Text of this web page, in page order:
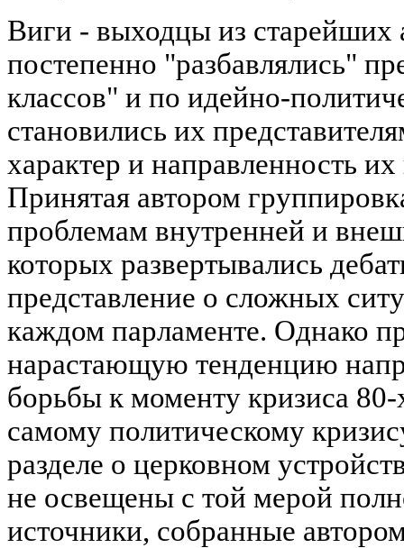
Виги - выходцы из старейших
постепенно "разбавлялись"
классов" и по идейно-
становились их
характер и направленность
Принятая автором
проблемам внутренней и
которых развертывались
представление о сложных
каждом парламенте. Однако
нарастающую тенденцию
борьбы к моменту кризиса
самому политическому
разделе о церковном
не освещены с той мерой
источники, собранные